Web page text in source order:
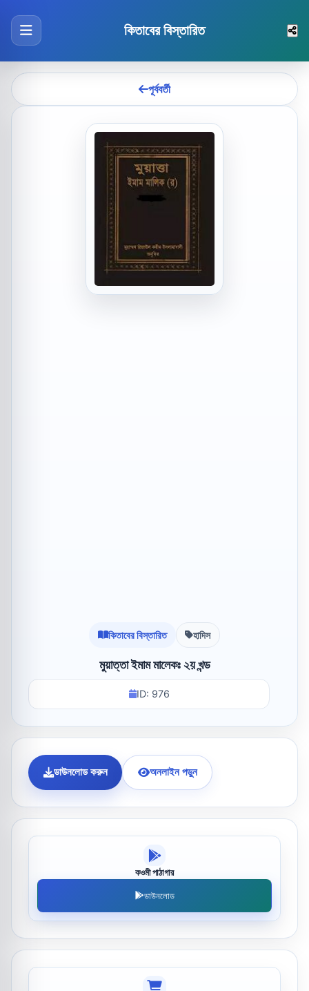
কিতাবের বিস্তারিত
পূর্ববর্তী
কিতাবের বিস্তারিত হাদিস
মুয়াত্তা ইমাম মালেকঃ ২য় খন্ড
ID: 976
ডাউনলোড করুন অনলাইন পড়ুন
কওমী পাঠাগার
ডাউনলোড